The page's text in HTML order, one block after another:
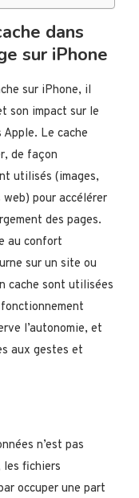
dans
sur iPhone
sur iPhone, il
son impact sur le
Le cache
de façon
utilisés (images,
pour accélérer
des pages.
au confort
sur un site ou
cache sont utilisées
l’autonomie, et
aux gestes et
n’est pas
les fichiers
occuper une part